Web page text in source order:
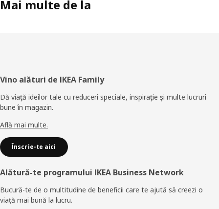
Mai multe de la
Subsol
Vino alături de IKEA Family
Dă viaţă ideilor tale cu reduceri speciale, inspiraţie şi multe lucruri
bune în magazin.
Află mai multe.
Înscrie-te aici
Alătură-te programului IKEA Business Network
Bucură-te de o multitudine de beneficii care te ajută să creezi o
viață mai bună la lucru.